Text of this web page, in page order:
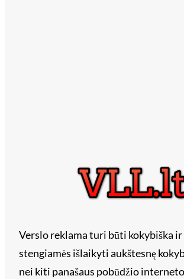
Verslo reklama turi būti kokybiška
stengiamės išlaikyti aukštesnę
nei kiti panašaus pobūdžio